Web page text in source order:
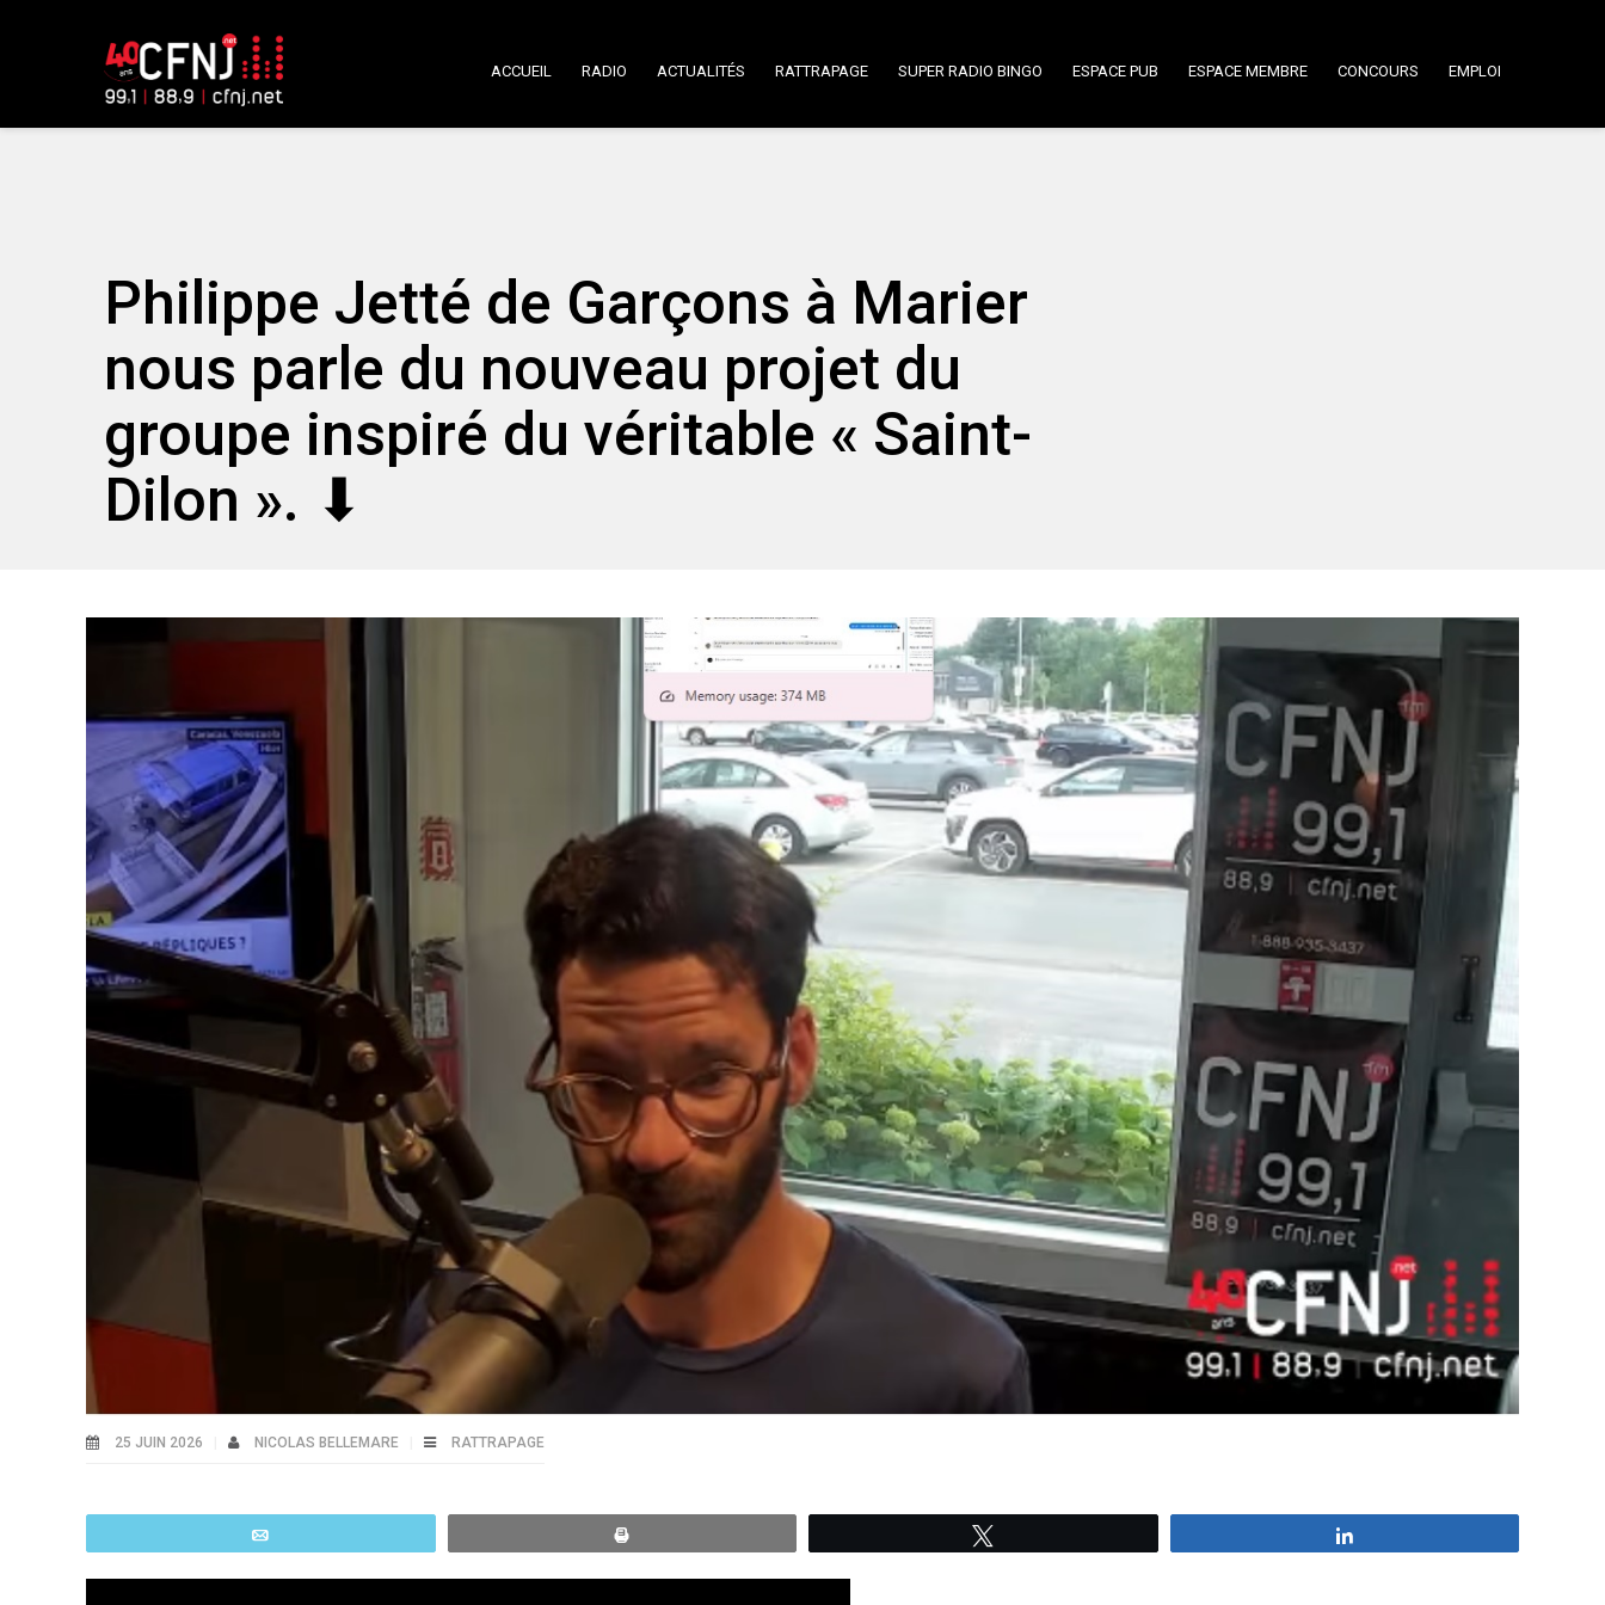
ACCUEIL RADIO ACTUALITÉS RATTRAPAGE SUPER RADIO BINGO ESPACE PUB ESPACE MEMBRE CONCOURS EMPLOI
Philippe Jetté de Garçons à Marier
nous parle du nouveau projet du
groupe inspiré du véritable « Saint-
Dilon ». ⬇
25 JUIN 2026 NICOLAS BELLEMARE RATTRAPAGE